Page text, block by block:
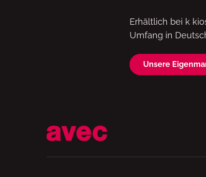
Erhältlich bei k
Umfang in
Unsere